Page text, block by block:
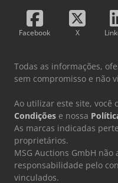
Facebook X
Todas as informações,
sem compromisso e não
Ao utilizar este site, você
Condições e nossa
As marcas indicadas
proprietários.
MSG Auctions GmbH
responsabilidade pelo
vinculados.